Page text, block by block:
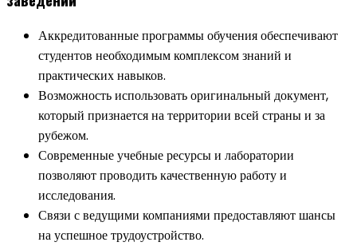
Аккредитованные программы обучения обеспечивают
студентов необходимым комплексом знаний и
практических навыков.
Возможность использовать оригинальный документ,
который признается на территории всей страны и за
рубежом.
Современные учебные ресурсы и лаборатории
позволяют проводить качественную работу и
исследования.
Связи с ведущими компаниями предоставляют шансы
на успешное трудоустройство.